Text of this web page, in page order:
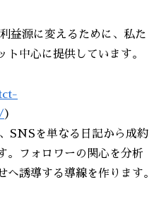
益源に変えるために、私た
ト中心に提供しています。
）
SNSを単なる日記から成約
。フォロワーの関心を分析
へ誘導する導線を作ります。